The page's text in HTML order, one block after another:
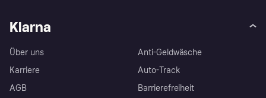
Klarna
Über uns
Karriere
AGB
Anti-Geldwäsche
Auto-Track
Barrierefreiheit